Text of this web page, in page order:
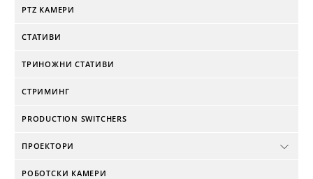
PTZ КАМЕРИ
СТАТИВИ
ТРИНОЖНИ СТАТИВИ
СТРИМИНГ
PRODUCTION SWITCHERS
ПРОЕКТОРИ
РОБОТСКИ КАМЕРИ